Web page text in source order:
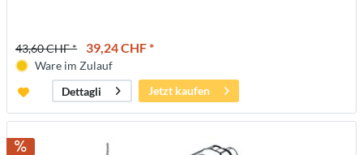
43,60 CHF * 39,24 CHF *
Ware im Zulauf
Dettagli
Jetzt kaufen